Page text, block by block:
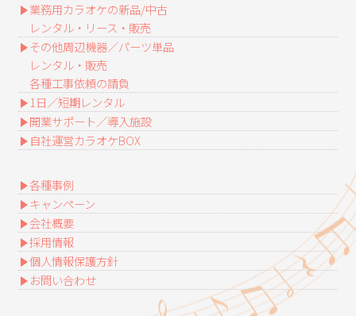
業務用カラオケの新品/中古
レンタル・リース・販売
その他周辺機器／パーツ単品
レンタル・販売
各種工事依頼の請負
1日／短期レンタル
開業サポート／導入施設
自社運営カラオケBOX
各種事例
キャンペーン
会社概要
採用情報
個人情報保護方針
お問い合わせ